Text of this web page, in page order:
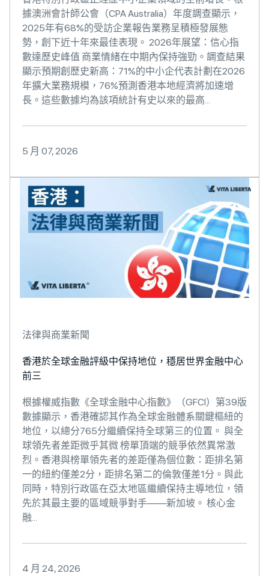
據澳洲會計師公會（CPA Australia）年度調查顯示，
2025年有68%的受訪企業報告業務呈積極發展態
勢，創下近十年來最佳表現。 2026年展望：信心指
數達歷史峰值 商業情緒在中期內保持強勁。調查結果
顯示預期創歷史新高：71%的中小企代表計劃在2026
年擴大業務規模，76%預測香港本地經濟將加速增
長。這些數據均為該項統計有史以來的最高...
5 月 07, 2026
法律與商業新聞
香港於全球金融評級中保持地位，穩居世界金融中心
前三
根據權威指數《全球金融中心指數》（GFCI）第39版
數據顯示，香港確認其作為全球金融體系關鍵樞紐的
地位，以總分765分繼續保持全球第三的位置。 與全
球領先者差距微乎其微 榜單頂端的競爭依然異常激
烈。香港與榜單領先者的差距僅為個位數：距排名第
一的紐約僅差2分，距排名第二的倫敦僅差1分。與此
同時，特別行政區在亞太地區繼續保持主導地位，領
先於其最主要的區域競爭對手——新加坡。 核心金
融...
4 月 24, 2026